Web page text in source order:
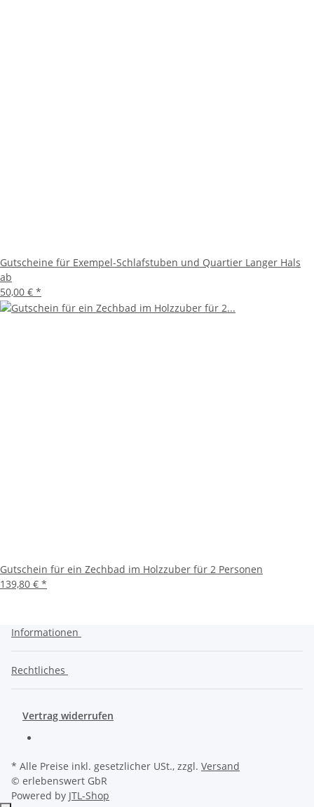
Gutscheine für Exempel-Schlafstuben und Quartier Langer Hals
ab
50,00 € *
Gutschein für ein Zechbad im Holzzuber für 2 Personen
139,80 € *
Informationen
Rechtliches
Vertrag widerrufen
* Alle Preise inkl. gesetzlicher USt., zzgl. Versand
© erlebenswert GbR
Powered by JTL-Shop